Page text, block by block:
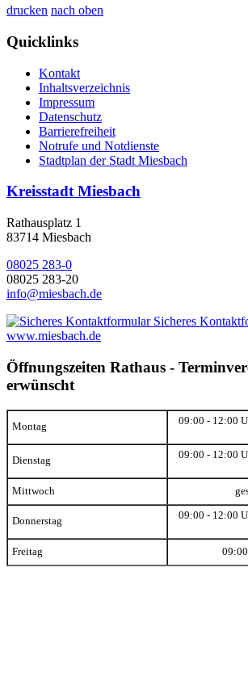
drucken nach oben
Quicklinks
Kontakt
Inhaltsverzeichnis
Impressum
Datenschutz
Barrierefreiheit
Notrufe und Notdienste
Stadtplan der Stadt Miesbach
Kreisstadt Miesbach
Rathausplatz 1
83714 Miesbach
08025 283-0
08025 283-20
info@miesbach.de
Sicheres
www.miesbach.de
Öffnungszeiten Rathaus -
erwünscht
Montag
09:00 - 12:00
Dienstag
09:00 - 12:00
Mittwoch
Donnerstag
09:00 - 12:00
Freitag